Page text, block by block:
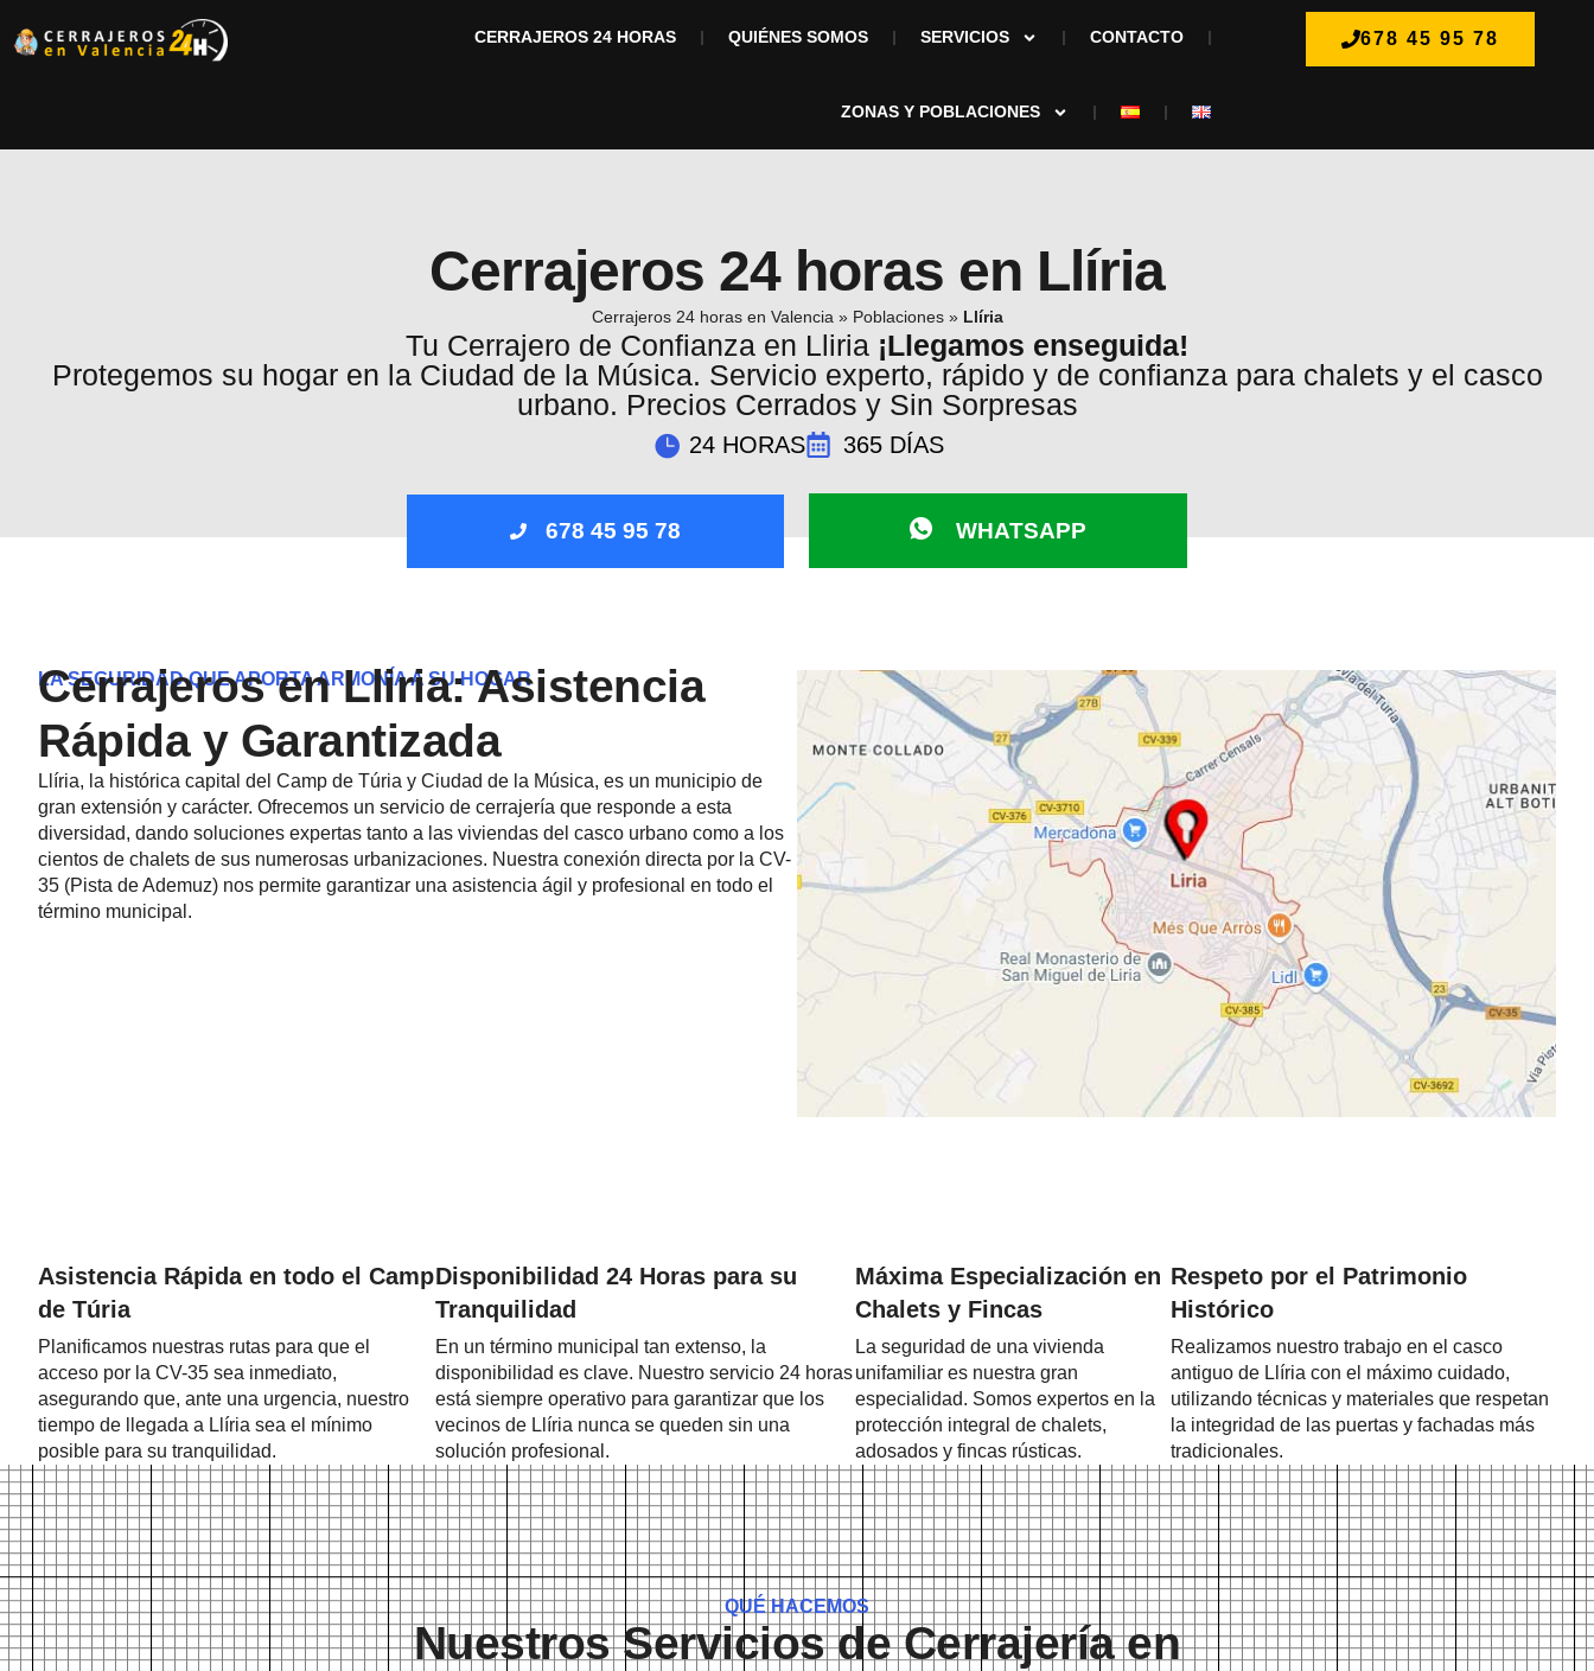
CERRAJEROS 24 HORAS QUIÉNES SOMOS SERVICIOS CONTACTO
ZONAS Y POBLACIONES
678 45 95 78
Cerrajeros 24 horas en Llíria
Cerrajeros 24 horas en Valencia» Poblaciones» Llíria
Tu Cerrajero de Confianza en Lliria ¡Llegamos enseguida!
Protegemos su hogar en la Ciudad de la Música. Servicio experto, rápido y de confianza para chalets y el casco
urbano. Precios Cerrados y Sin Sorpresas
24 HORAS 365 DÍAS
678 45 95 78 WHATSAPP
LA SEGURIDAD QUE APORTA ARMONÍA A SU HOGAR
Cerrajeros en Lliria: Asistencia
Rápida y Garantizada
Llíria, la histórica capital del Camp de Túria y Ciudad de la Música, es un municipio de
gran extensión y carácter. Ofrecemos un servicio de cerrajería que responde a esta
diversidad, dando soluciones expertas tanto a las viviendas del casco urbano como a los
cientos de chalets de sus numerosas urbanizaciones. Nuestra conexión directa por la CV-
35 (Pista de Ademuz) nos permite garantizar una asistencia ágil y profesional en todo el
término municipal.
Asistencia Rápida en todo el Camp
de Túria
Planificamos nuestras rutas para que el
acceso por la CV-35 sea inmediato,
asegurando que, ante una urgencia, nuestro
tiempo de llegada a Llíria sea el mínimo
posible para su tranquilidad.
Disponibilidad 24 Horas para su
Tranquilidad
En un término municipal tan extenso, la
disponibilidad es clave. Nuestro servicio 24 horas
está siempre operativo para garantizar que los
vecinos de Llíria nunca se queden sin una
solución profesional.
Máxima Especialización en
Chalets y Fincas
La seguridad de una vivienda
unifamiliar es nuestra gran
especialidad. Somos expertos en la
protección integral de chalets,
adosados y fincas rústicas.
Respeto por el Patrimonio
Histórico
Realizamos nuestro trabajo en el casco
antiguo de Llíria con el máximo cuidado,
utilizando técnicas y materiales que respetan
la integridad de las puertas y fachadas más
tradicionales.
QUÉ HACEMOS
Nuestros Servicios de Cerrajería en